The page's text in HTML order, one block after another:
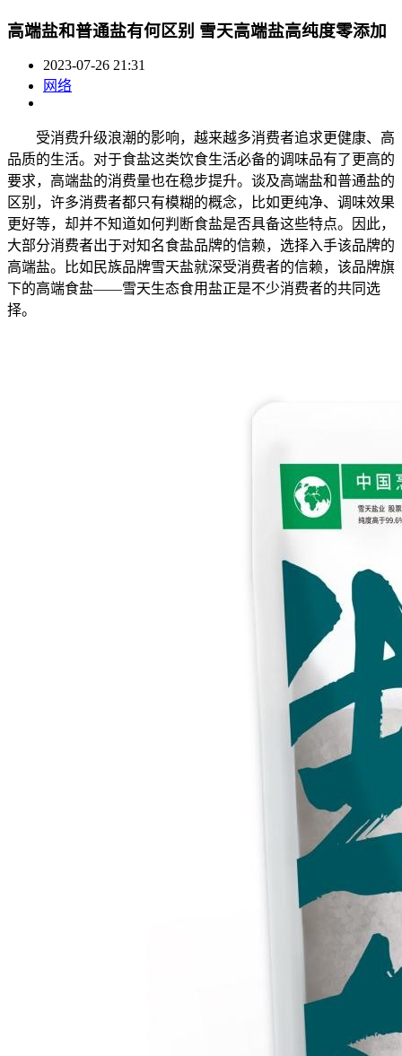
高端盐和普通盐有何区别 雪天高端盐高纯度零添加
2023-07-26 21:31
网络
受消费升级浪潮的影响，越来越多消费者追求更健康、高
品质的生活。对于食盐这类饮食生活必备的调味品有了更高的
要求，高端盐的消费量也在稳步提升。谈及高端盐和普通盐的
区别，许多消费者都只有模糊的概念，比如更纯净、调味效果
更好等，却并不知道如何判断食盐是否具备这些特点。因此，
大部分消费者出于对知名食盐品牌的信赖，选择入手该品牌的
高端盐。比如民族品牌雪天盐就深受消费者的信赖，该品牌旗
下的高端食盐——雪天生态食用盐正是不少消费者的共同选
择。